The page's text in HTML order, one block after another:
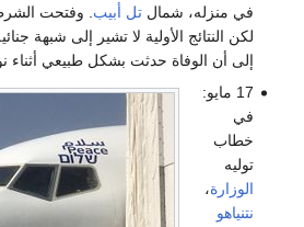
في منزله، شمالتل أبيب . وفتحت
لكن النتائج الأولية لا تشير إلى شبهة
إلى أن الوفاة حدثت بشكل طبيعي أثناء
17 مايو:
في
خطاب
توليه
الوزارة،
نتنياهو